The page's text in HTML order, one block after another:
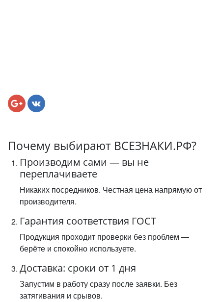
Почему выбирают ВСЕЗНАКИ.РФ?
Производим сами — вы не
переплачиваете
Никаких посредников. Честная цена напрямую от
производителя.
Гарантия соответствия ГОСТ
Продукция проходит проверки без проблем —
берёте и спокойно используете.
Доставка: сроки от 1 дня
Запустим в работу сразу после заявки. Без
затягивания и срывов.